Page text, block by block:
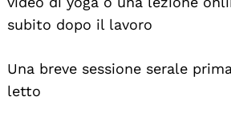
subito dopo il lavoro
Una breve sessione serale
letto